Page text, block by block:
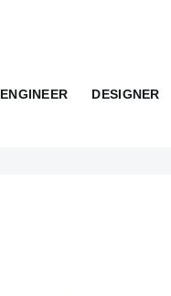
ENGINEER DESIGNER